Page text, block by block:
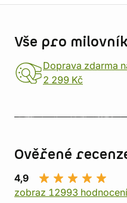
Vše pro
Doprava zdarma
2 299 Kč
Ověřené
4,9
zobraz 12993 hodnocení